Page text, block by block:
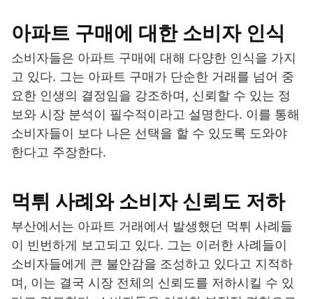
아파트 구매에 대한 소비자 인식
소비자들은 아파트 구매에 대해 다양한 인식을 가지
고 있다. 그는 아파트 구매가 단순한 거래를 넘어 중
요한 인생의 결정임을 강조하며, 신뢰할 수 있는 정
보와 시장 분석이 필수적이라고 설명한다. 이를 통해
소비자들이 보다 나은 선택을 할 수 있도록 도와야
한다고 주장한다.
먹튀 사례와 소비자 신뢰도 저하
부산에서는 아파트 거래에서 발생했던 먹튀 사례들
이 빈번하게 보고되고 있다. 그는 이러한 사례들이
소비자들에게 큰 불안감을 조성하고 있다고 지적하
며, 이는 결국 시장 전체의 신뢰도를 저하시킬 수 있